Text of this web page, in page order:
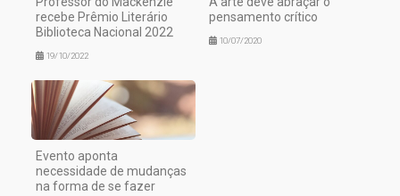
recebe Prêmio Literário
Biblioteca Nacional 2022
19/10/2022
pensamento crítico
10/07/2020
Evento aponta
necessidade de mudanças
na forma de se fazer